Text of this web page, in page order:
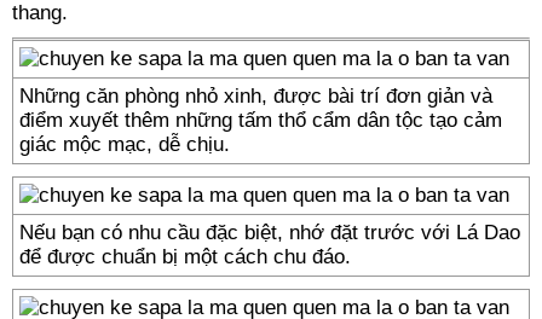
thang.
Những căn phòng nhỏ xinh, được bài trí đơn giản và
điểm xuyết thêm những tấm thổ cẩm dân tộc tạo cảm
giác mộc mạc, dễ chịu.
Nếu bạn có nhu cầu đặc biệt, nhớ đặt trước với Lá Dao
để được chuẩn bị một cách chu đáo.